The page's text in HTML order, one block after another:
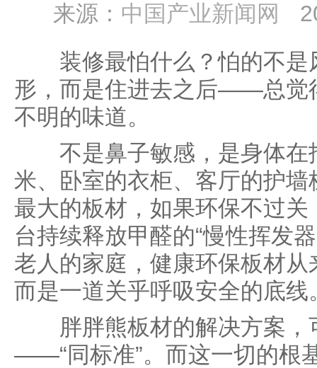
来源： 中国产业新闻网
装修最怕什么？怕的不是
形，而是住进去之后——总觉
不明的味道。
不是鼻子敏感，是身体在
米、卧室的衣柜、客厅的护
最大的板材，如果环保不过
台持续释放甲醛的“慢性挥发
老人的家庭，健康环保板材
而是一道关乎呼吸安全的底线
胖胖熊板材的解决方案，
——“同标准”。而这一切的根